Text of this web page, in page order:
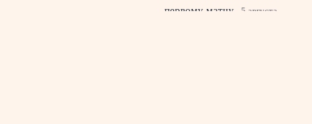
первому матчу
5 августа,